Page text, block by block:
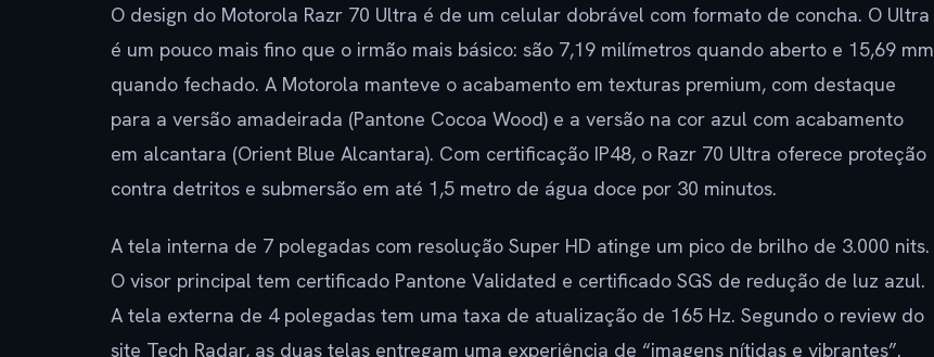
O design do Motorola Razr 70 Ultra é de um celular dobrável com formato de concha. O Ultra
é um pouco mais fino que o irmão mais básico: são 7,19 milímetros quando aberto e 15,69 mm
quando fechado. A Motorola manteve o acabamento em texturas premium, com destaque
para a versão amadeirada (Pantone Cocoa Wood) e a versão na cor azul com acabamento
em alcantara (Orient Blue Alcantara). Com certificação IP48, o Razr 70 Ultra oferece proteção
contra detritos e submersão em até 1,5 metro de água doce por 30 minutos.
A tela interna de 7 polegadas com resolução Super HD atinge um pico de brilho de 3.000 nits.
O visor principal tem certificado Pantone Validated e certificado SGS de redução de luz azul.
A tela externa de 4 polegadas tem uma taxa de atualização de 165 Hz. Segundo o review do
site Tech Radar, as duas telas entregam uma experiência de “imagens nítidas e vibrantes”.